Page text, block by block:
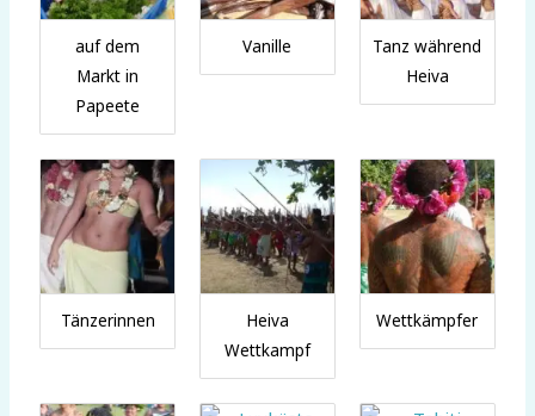
auf dem
Markt in
Papeete
Vanille
Tanz während
Heiva
Tänzerinnen
Heiva
Wettkampf
Wettkämpfer